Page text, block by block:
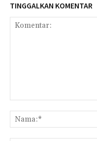
TINGGALKAN KOMENTAR